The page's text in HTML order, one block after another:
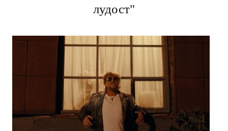
лудост"